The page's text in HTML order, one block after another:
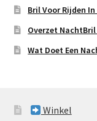
Bril Voor Rijden In
Overzet NachtBril
Wat Doet Een
Winkel